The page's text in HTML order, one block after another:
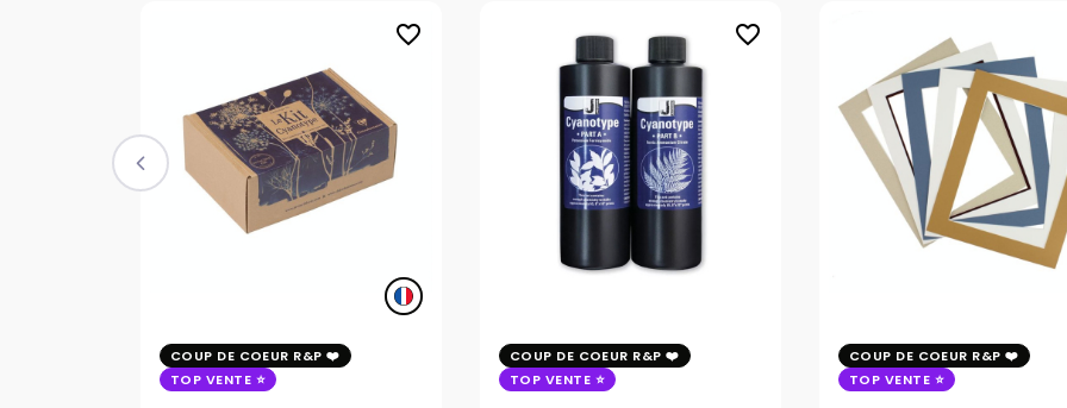
favorite_border
COUP DE COEUR R&P
TOP VENTE
favorite_border
COUP DE COEUR R&P
TOP VENTE
COUP DE COEUR R&P
TOP VENTE